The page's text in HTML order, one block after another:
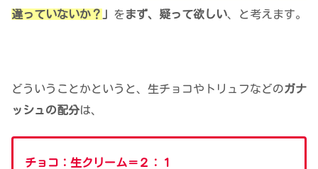
違っていないか？
をまず、疑って欲しい、と考えます。
どういうことかというと、生チョコやトリュフなどのガナ
ッシュの配分は、
チョコ：生クリーム＝２：１